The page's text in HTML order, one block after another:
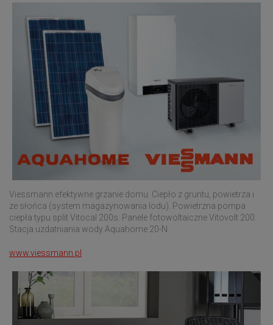
Viessmann efektywne grzanie domu. Ciepło z gruntu, powietrza i
ze słońca (system magazynowania lodu). Powietrzna pompa
ciepła typu split Vitocal 200s. Panele fotowoltaiczne Vitovolt 200.
Stacja uzdatniania wody Aquahome 20-N.
www.viessmann.pl